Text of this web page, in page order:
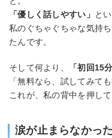
「優しく話しやすい」 と
私のぐちゃぐちゃな気持
たんです。
そして何より、 「初回15
「無料なら、試してみて
これが、私の背中を押して
涙が止まらなかっ